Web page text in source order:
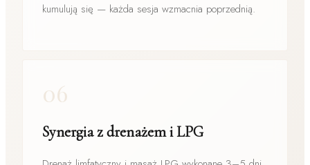
kumulują się — każda sesja wzmacnia poprzednią.
06
Synergia z drenażem i LPG